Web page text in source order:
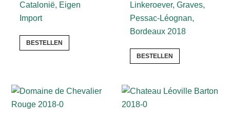
Catalonië, Eigen
Import
BESTELLEN
Linkeroever, Graves,
Pessac-Léognan,
Bordeaux 2018
BESTELLEN